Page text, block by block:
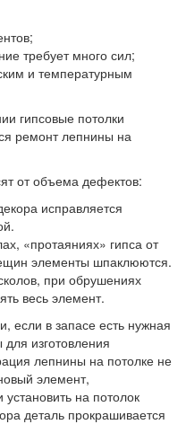
требует много сил;
и температурным
гипсовые потолки
ремонт лепнины на
от объема дефектов:
исправляется
«протаяниях» гипса от
элементы шпаклюются.
при обрушениях
весь элемент.
если в запасе есть нужная
изготовления
лепнины на потолке не
элемент,
на потолок
деталь прокрашивается